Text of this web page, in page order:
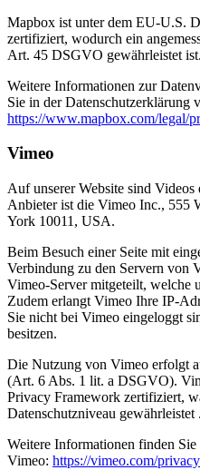
Mapbox ist unter dem EU-U.S.
zertifiziert, wodurch ein
Art. 45 DSGVO gewährleistet ist.
Weitere Informationen zur
Sie in der Datenschutzerklärung
https://www.mapbox.com/legal/
Vimeo
Auf unserer Website sind
Anbieter ist die Vimeo Inc., 555
York 10011, USA.
Beim Besuch einer Seite mit
Verbindung zu den Servern von
Vimeo-Server mitgeteilt, welche
Zudem erlangt Vimeo Ihre IP-
Sie nicht bei Vimeo eingeloggt
besitzen.
Die Nutzung von Vimeo erfolgt
(Art. 6 Abs. 1 lit. a DSGVO).
Privacy Framework zertifiziert,
Datenschutzniveau gewährleistet .
Weitere Informationen finden
Vimeo: https://vimeo.com/privacy